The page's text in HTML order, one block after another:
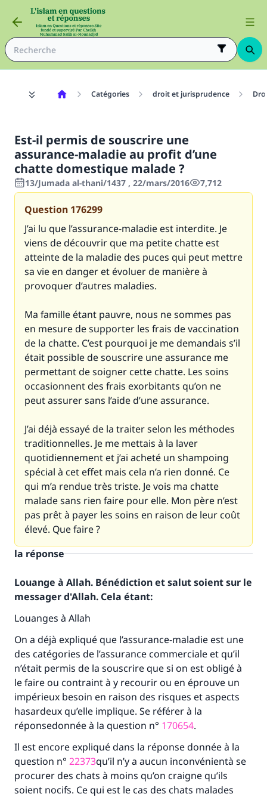
Catégories droit et jurisprudence
Est-il permis de souscrire une
assurance-maladie au profit d’une
chatte domestique malade ?
13/Jumada al-thani/1437 , 22/mars/2016 7,712
Question 176299
J’ai lu que l’assurance-maladie est interdite. Je
viens de découvrir que ma petite chatte est
atteinte de la maladie des puces qui peut mettre
sa vie en danger et évoluer de manière à
provoquer d’autres maladies.
Ma famille étant pauvre, nous ne sommes pas
en mesure de supporter les frais de vaccination
de la chatte. C’est pourquoi je me demandais s’il
était possible de souscrire une assurance me
permettant de soigner cette chatte. Les soins
occasionnent des frais exorbitants qu’on ne
peut assurer sans l’aide d’une assurance.
J’ai déjà essayé de la traiter selon les méthodes
traditionnelles. Je me mettais à la laver
quotidiennement et j’ai acheté un shampoing
spécial à cet effet mais cela n’a rien donné. Ce
qui m’a rendue très triste. Je vois ma chatte
malade sans rien faire pour elle. Mon père n’est
pas prêt à payer les soins en raison de leur coût
élevé. Que faire ?
la réponse
Louange à Allah. Bénédiction et salut soient sur le
messager d'Allah. Cela étant:
Louanges à Allah
On a déjà expliqué que l’assurance-maladie est une
des catégories de l’assurance commerciale et qu’il
n’était permis de la souscrire que si on est obligé à
le faire ou contraint à y recourir ou en éprouve un
impérieux besoin en raison des risques et aspects
hasardeux qu’elle implique. Se référer à la
réponsedonnée à la question n° 170654.
Il est encore expliqué dans la réponse donnée à la
question n° 22373qu’il n’y a aucun inconvénientà se
procurer des chats à moins qu’on craigne qu’ils
soient nocifs. Ce qui est le cas des chats malades